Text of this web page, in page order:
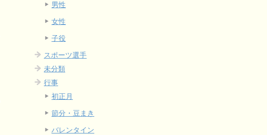
男性
女性
子役
スポーツ選手
未分類
行事
初正月
節分・豆まき
バレンタイン